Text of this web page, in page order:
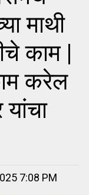
माथी
काम |
करेल
7:08 PM